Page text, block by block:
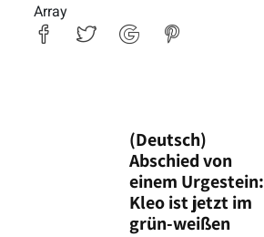
Array
(Deutsch)
Abschied von
einem Urgestein:
Kleo ist jetzt im
grün-weißen